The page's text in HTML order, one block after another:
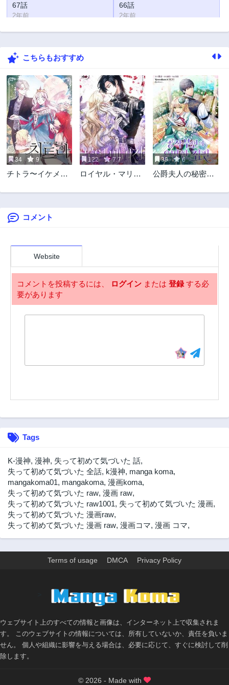
67話
2年前
66話
2年前
65話 64話
63話
61話
3年前
60話
3年前
59話
3年前
58話
3年前
57話
3年前
56話
3年前
55話
3年前
54話
3年前
53話 52話
51話
49話
3年前 3年前
45話
35話
3年前
33話
3年前
32話
3年前
31話
3年前
30話
3年前
29話
3年前 3年前
27話 26話
24話
22話
3年前
3年前 3年前
19話
3年前
18話
3年前
こちらもおすすめ
34 9
チトラ〜イケメン
爵〜
122 7.7
ロイヤル・マリッ
39 6
公爵夫人の秘密の
コメント
Website
コメントを投稿するには、 ログイン または 登録する必
要があります
Tags
K-漫神, 漫神, 失って初めて気づいた 話,
失って初めて気づいた 全話, k漫神, manga koma,
mangakoma01, mangakoma, 漫画koma,
失って初めて気づいた raw, 漫画 raw,
失って初めて気づいた raw1001, 失って初めて気づいた 漫画,
失って初めて気づいた 漫画raw,
失って初めて気づいた 漫画 raw, 漫画コマ, 漫画 コマ,
Terms of usage DMCA Privacy Policy
ウェブサイト上のすべての情報と画像は、インターネット上で収集されま
す。 このウェブサイトの情報については、所有していないか、責任を負いま
せん。 個人や組織に影響を与える場合は、必要に応じて、すぐに検討して削
除します。
© 2026 - Made with